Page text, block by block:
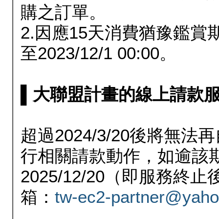
購之訂單。
2.因應15天消費猶豫鑑賞
至2023/12/1 00:00。
▌大聯盟計畫的線上請款
超過2024/3/20後將無法
行相關請款動作，如逾該
2025/12/20（即服務終止
箱： tw-ec2-